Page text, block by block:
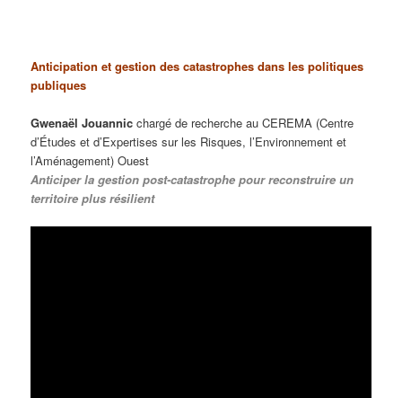
Anticipation et gestion des catastrophes dans les politiques
publiques
Gwenaël Jouannic chargé de recherche au CEREMA (Centre
d’Études et d’Expertises sur les Risques, l’Environnement et
l’Aménagement) Ouest
Anticiper la gestion post-catastrophe pour reconstruire un
territoire plus résilient